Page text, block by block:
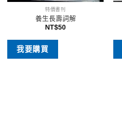
特價書刊
養生長壽詞解
NT$50
我要購買